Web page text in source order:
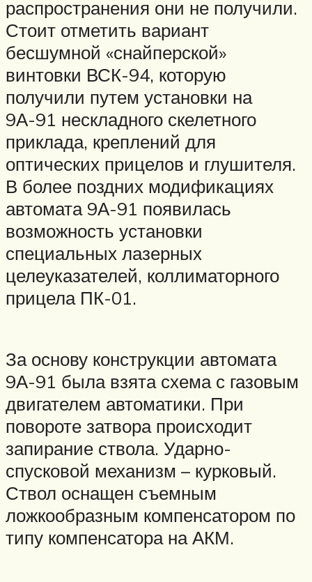
распространения они не получили.
Стоит отметить вариант
бесшумной «снайперской»
винтовки ВСК-94, которую
получили путем установки на
9А-91 нескладного скелетного
приклада, креплений для
оптических прицелов и глушителя.
В более поздних модификациях
автомата 9А-91 появилась
возможность установки
специальных лазерных
целеуказателей, коллиматорного
прицела ПК-01.
За основу конструкции автомата
9А-91 была взята схема с газовым
двигателем автоматики. При
повороте затвора происходит
запирание ствола. Ударно-
спусковой механизм – курковый.
Ствол оснащен съемным
ложкообразным компенсатором по
типу компенсатора на АКМ.